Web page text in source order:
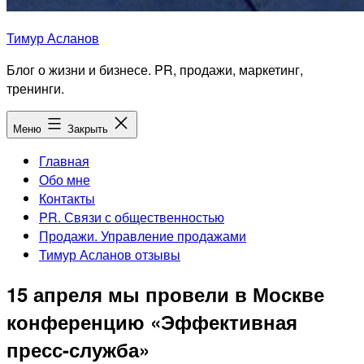
Тимур Асланов
Блог о жизни и бизнесе. PR, продажи, маркетинг,
тренинги.
Меню Закрыть
Главная
Обо мне
Контакты
PR. Связи с общественностью
Продажи. Управление продажами
Тимур Асланов отзывы
15 апреля мы провели в Москве
конференцию «Эффективная
пресс-служба»